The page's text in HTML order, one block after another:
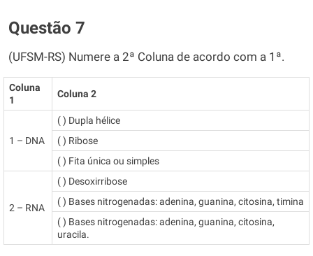
Questão 7
(UFSM-RS) Numere a 2ª Coluna de acordo com a 1ª.
Coluna
1
Coluna 2
1 – DNA
( ) Dupla hélice
( ) Ribose
( ) Fita única ou simples
2 – RNA
( ) Desoxirribose
( ) Bases nitrogenadas: adenina, guanina, citosina, timina
( ) Bases nitrogenadas: adenina, guanina, citosina,
uracila.